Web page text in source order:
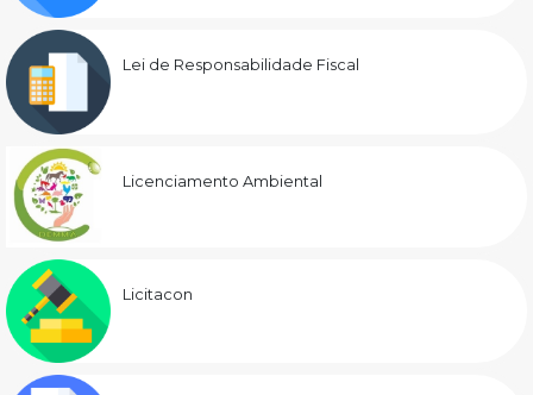
Lei de Responsabilidade Fiscal
Licenciamento Ambiental
Licitacon